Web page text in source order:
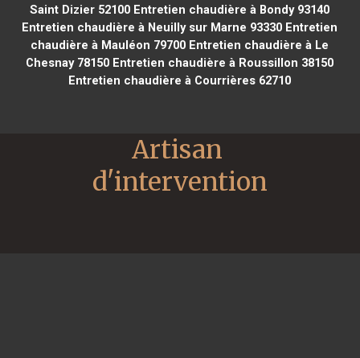
Saint Dizier 52100 Entretien chaudière à Bondy 93140
Entretien chaudière à Neuilly sur Marne 93330 Entretien
chaudière à Mauléon 79700 Entretien chaudière à Le
Chesnay 78150 Entretien chaudière à Roussillon 38150
Entretien chaudière à Courrières 62710
Artisan
d'intervention